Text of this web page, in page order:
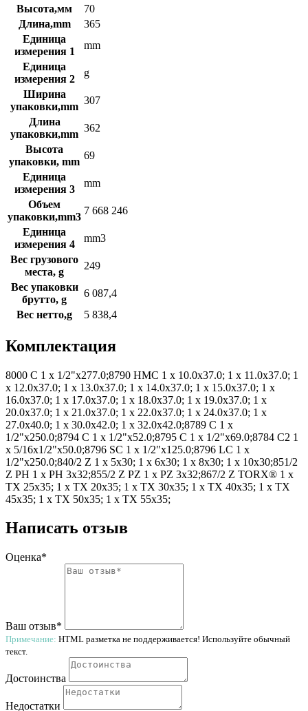
Высота,мм
70
Длина,mm
365
Единица
измерения 1
mm
Единица
измерения 2
g
Ширина
упаковки,mm
307
Длина
упаковки,mm
362
Высота
упаковки, mm
69
Единица
измерения 3
mm
Объем
упаковки,mm3
7 668 246
Единица
измерения 4
mm3
Вес грузового
места, g
249
Вес упаковки
брутто, g
6 087,4
Вес нетто,g
5 838,4
Комплектация
8000 C 1 x 1/2"x277.0;8790 HMC 1 x 10.0x37.0; 1 x 11.0x37.0; 1
x 12.0x37.0; 1 x 13.0x37.0; 1 x 14.0x37.0; 1 x 15.0x37.0; 1 x
16.0x37.0; 1 x 17.0x37.0; 1 x 18.0x37.0; 1 x 19.0x37.0; 1 x
20.0x37.0; 1 x 21.0x37.0; 1 x 22.0x37.0; 1 x 24.0x37.0; 1 x
27.0x40.0; 1 x 30.0x42.0; 1 x 32.0x42.0;8789 C 1 x
1/2"x250.0;8794 C 1 x 1/2"x52.0;8795 C 1 x 1/2"x69.0;8784 C2 1
x 5/16x1/2"x50.0;8796 SC 1 x 1/2"x125.0;8796 LC 1 x
1/2"x250.0;840/2 Z 1 x 5x30; 1 x 6x30; 1 x 8x30; 1 x 10x30;851/2
Z PH 1 x PH 3x32;855/2 Z PZ 1 x PZ 3x32;867/2 Z TORX® 1 x
TX 25x35; 1 x TX 20x35; 1 x TX 30x35; 1 x TX 40x35; 1 x TX
45x35; 1 x TX 50x35; 1 x TX 55x35;
Написать отзыв
Оценка*
Ваш отзыв*
Примечание: HTML разметка не поддерживается! Используйте обычный
текст.
Достоинства
Недостатки